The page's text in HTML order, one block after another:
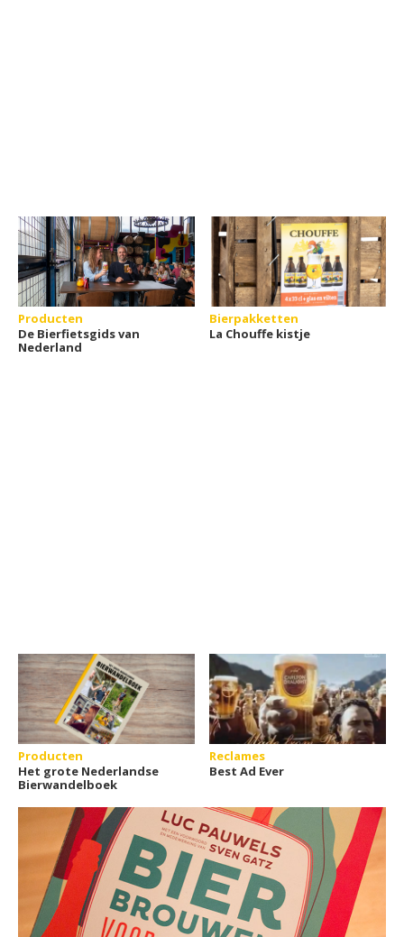
Producten
De Bierfietsgids van
Nederland
Bierpakketten
La Chouffe kistje
Producten
Het grote Nederlandse
Bierwandelboek
Reclames
Best Ad Ever